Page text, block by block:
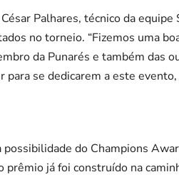
Palhares, técnico da equipe
no torneio. “Fizemos uma
da Punarés e também das
para se dedicarem a este
possibilidade do Champions
prêmio já foi construído na